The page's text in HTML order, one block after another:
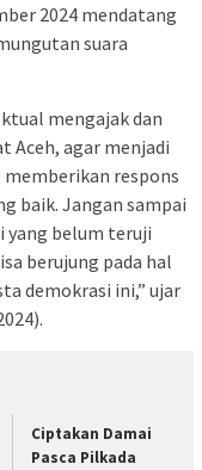
2024 mendatang
suara
mengajak dan
Aceh, agar menjadi
memberikan respons
baik. Jangan sampai
yang belum teruji
berujung pada hal
demokrasi ini,” ujar
Ciptakan Damai
Pasca Pilkada